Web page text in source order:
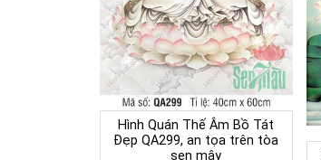
Hình Quán Thế Âm Bồ Tát
Đẹp QA299, an tọa trên tòa
sen mây